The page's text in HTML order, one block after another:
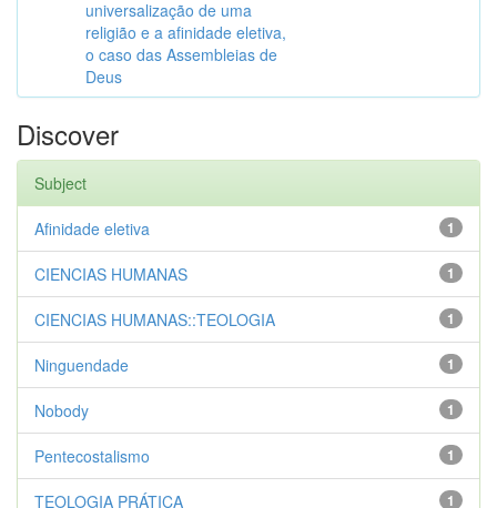
universalização de uma
religião e a afinidade eletiva,
o caso das Assembleias de
Deus
Discover
Subject
1
Afinidade eletiva
1
CIENCIAS HUMANAS
1
CIENCIAS HUMANAS::TEOLOGIA
1
Ninguendade
1
Nobody
1
Pentecostalismo
1
TEOLOGIA PRÁTICA